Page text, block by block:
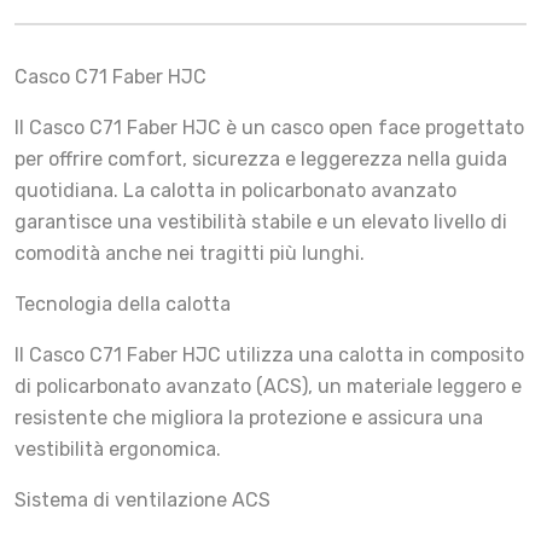
Casco C71 Faber HJC
Il Casco C71 Faber HJC è un casco open face progettato
per offrire comfort, sicurezza e leggerezza nella guida
quotidiana. La calotta in policarbonato avanzato
garantisce una vestibilità stabile e un elevato livello di
comodità anche nei tragitti più lunghi.
Tecnologia della calotta
Il Casco C71 Faber HJC utilizza una calotta in composito
di policarbonato avanzato (ACS), un materiale leggero e
resistente che migliora la protezione e assicura una
vestibilità ergonomica.
Sistema di ventilazione ACS